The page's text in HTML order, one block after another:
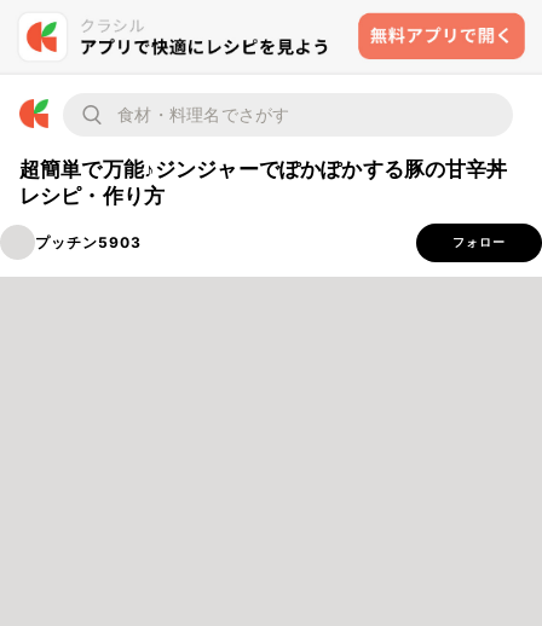
超簡単で万能♪ジンジャーでぽかぽかする豚の甘辛丼
レシピ・作り方
プッチン5903 フォロー